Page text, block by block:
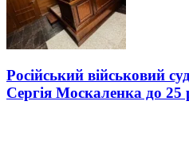
Російський військовий
Сергія Москаленка до 25